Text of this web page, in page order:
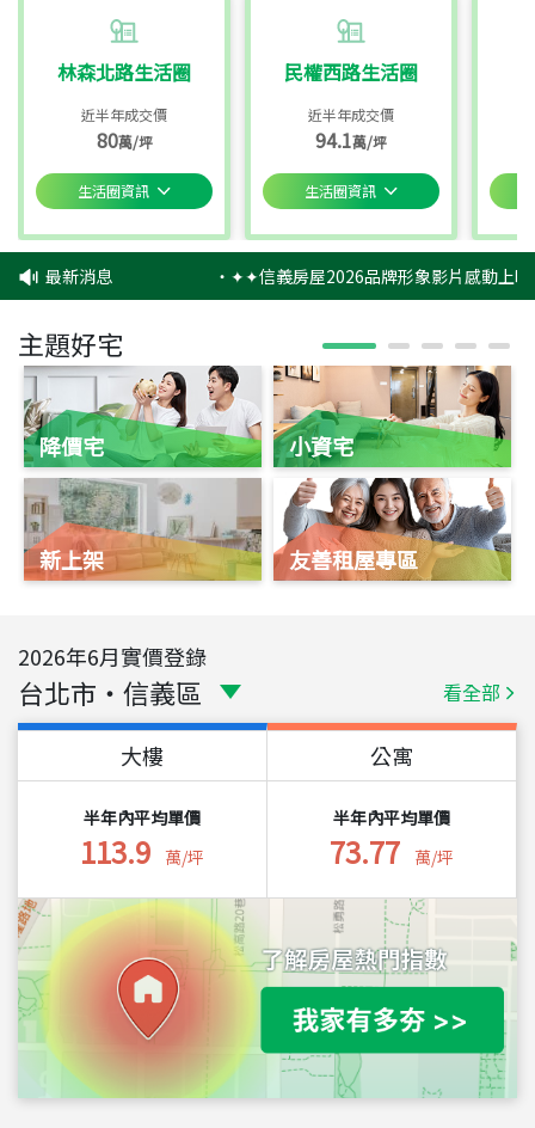
林森北路生活圈
近半年成交價
80萬/坪
生活圈資訊
民權西路生活圈
近半年成交價
94.1萬/坪
生活圈資訊
最新消息 ‧✦✦信義房屋2026品牌形象影片感動上
主題好宅
降價宅
新上架
小資宅
友善租屋專區
2026年6月實價登錄
台北市 ・ 信義區 看全部
大樓
半年內平均單價
113.9 萬/坪
公寓
半年內平均單價
73.77 萬/坪